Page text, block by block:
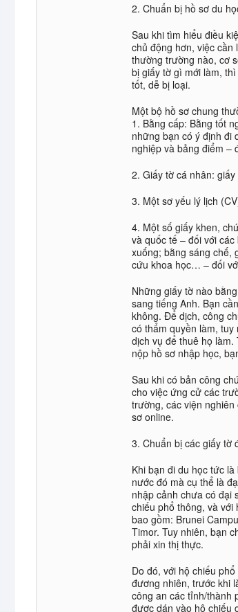
2. Chuẩn bị hồ sơ du
Sau khi tìm hiểu điều
chủ động hơn, việc
thường trường nào, cơ
bị giấy tờ gì mới làm,
tốt, dễ bị loại.
Một bộ hồ sơ chung
1. Bằng cấp: Bằng tốt
những bạn có ý định đi
nghiệp và bảng điểm –
2. Giấy tờ cá nhân:
3. Một sơ yếu lý lịch
4. Một số giấy khen,
và quốc tế – đối với
xuống; bằng sáng chế,
cứu khoa học… – đối
Những giấy tờ nào
sang tiếng Anh. Bạn
không. Để dịch, công
có thẩm quyền làm,
dịch vụ để thuê họ
nộp hồ sơ nhập học,
Sau khi có bản công
cho việc ứng cử các
trường, các viện
sơ online.
3. Chuẩn bị các giấy tờ
Khi bạn đi du học tức
nước đó mà cụ thể là
nhập cảnh chưa có đại
chiếu phổ thông, và với
bao gồm: Brunei
Timor. Tuy nhiên, bạn
phải xin thị thực.
Do đó, với hộ chiếu
đương nhiên, trước khi
công an các tỉnh/thành
được dán vào hộ chiếu